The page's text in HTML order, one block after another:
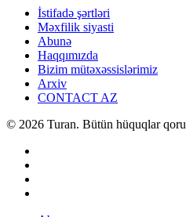
İstifadə şərtləri
Məxfilik siyasti
Abunə
Haqqımızda
Bizim mütəxəssislərimiz
Arxiv
CONTACT AZ
© 2026 Turan. Bütün hüquqlar